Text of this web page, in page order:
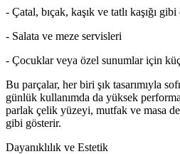
- Çatal, bıçak, kaşık ve tatlı kaşığı gibi
- Salata ve meze servisleri
- Çocuklar veya özel sunumlar için
Bu parçalar, her biri şık tasarımıyla
günlük kullanımda da yüksek
parlak çelik yüzeyi, mutfak ve masa
gibi gösterir.
Dayanıklılık ve Estetik